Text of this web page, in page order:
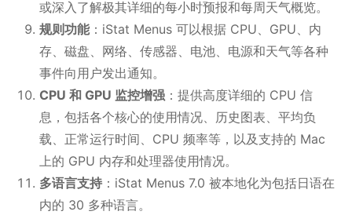
或深入了解极其详细的每小时预报和每周天气概览。
规则功能：iStat Menus 可以根据 CPU、GPU、内
存、磁盘、网络、传感器、电池、电源和天气等各种
事件向用户发出通知。
CPU 和 GPU 监控增强 ：提供高度详细的 CPU 信
息，包括各个核心的使用情况、历史图表、平均负
载、正常运行时间、CPU 频率等，以及支持的 Mac
上的 GPU 内存和处理器使用情况。
多语言支持 ：iStat Menus 7.0 被本地化为包括日语在
内的 30 多种语言。